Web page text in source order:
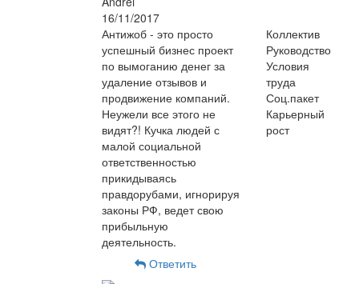
16/11/2017
Антижоб - это просто
успешный бизнес проект
по вымоганию денег за
удаление отзывов и
продвижение компаний.
Неужели все этого не
видят?! Кучка людей с
малой социальной
ответственностью
прикидываясь
правдорубами, игнорируя
законы РФ, ведет свою
прибыльную
деятельность.
Коллектив
Руководство
Условия
труда
Соц.пакет
Карьерный
рост
Ответить